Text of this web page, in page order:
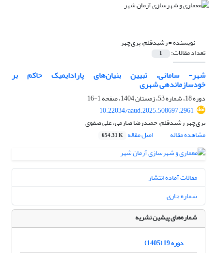
نویسنده =رشیدقلم، پری‌‌چهر
تعداد مقالات: 1
شهر- سامانی، تبیین بنیان‌‌های پارادایمیک حاکم بر
خودسازماندهی شهری
دوره 18، شماره 53، زمستان 1404، صفحه
1-16
10.22034/aaud.2025.508697.2961
پری‌‌چهر رشیدقلم، حمیدرضا صارمی، علی صفوی
مشاهده مقاله
اصل مقاله 654.31 K
مقالات آماده انتشار
شماره جاری
شماره‌های پیشین نشریه
دوره 19 (1405)